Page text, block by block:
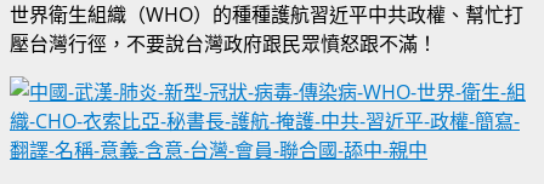
世界衛生組織（WHO）的種種護航習近平中共政權、幫忙打
壓台灣行徑，不要說台灣政府跟民眾憤怒跟不滿！